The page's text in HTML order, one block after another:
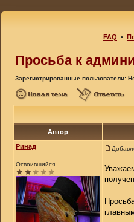
FAQ •
Просьба к
Зарегистрированные пользователи:
Автор
Ринад
Освоившийся